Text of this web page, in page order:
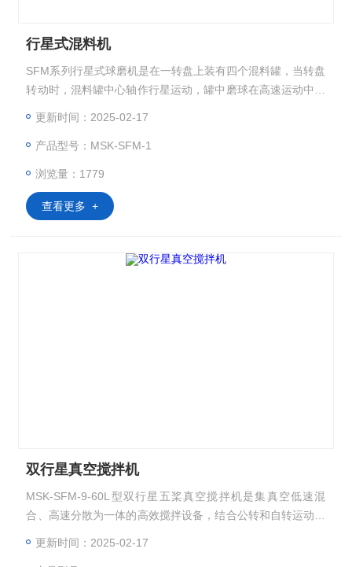
行星式混料机
SFM系列行星式球磨机是在一转盘上装有四个混料罐，当转盘
转动时，混料罐中心轴作行星运动，罐中磨球在高速运动中研
m）。广泛应用于地质、矿产、冶金、电子、建材、陶瓷、化
更新时间：2025-02-17
产品型号：MSK-SFM-1
浏览量：1779
查看更多 +
双行星真空搅拌机
MSK-SFM-9-60L型双行星五桨真空搅拌机是集真空低速混
合、高速分散为一体的高效搅拌设备，结合公转和自转运动，
更新时间：2025-02-17